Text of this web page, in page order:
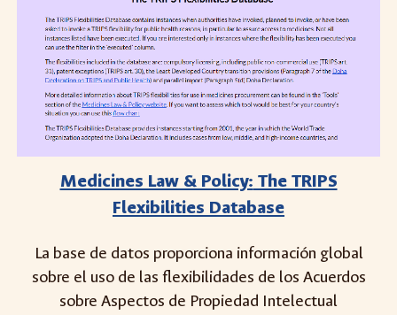
Medicines Law & Policy: The TRIPS
Flexibilities Database
La base de datos proporciona información global
sobre el uso de las flexibilidades de los Acuerdos
sobre Aspectos de Propiedad Intelectual